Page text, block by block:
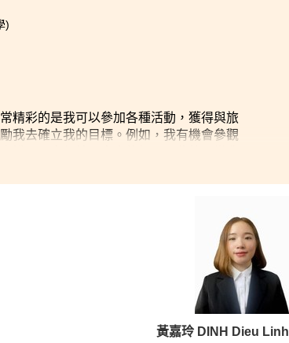
)
精彩的是我可以參加各種活動，獲得與旅
我去確立我的目標。例如，我有機會參觀
說是一次獨特而寶貴的經歷。此外，當我
院安排的所有學習機會都提高了我今後對
黃嘉玲 DINH Dieu Linh